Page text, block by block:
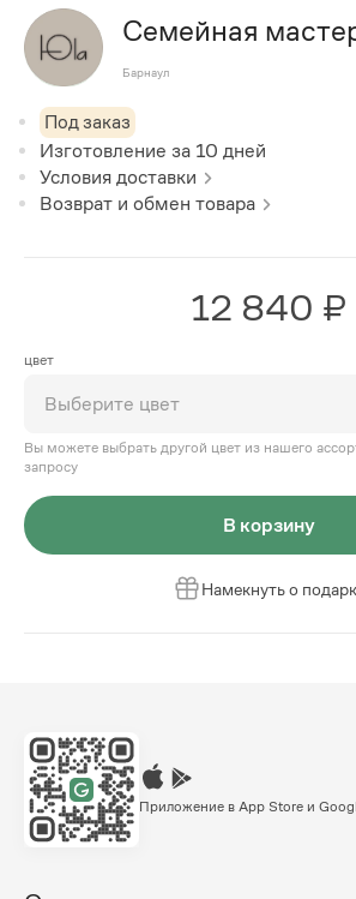
Семейная
"Юла"
Барнаул
Под заказ
Изготовление за 10 дней
Условия доставки
Возврат и обмен товара
12 840 ₽
цвет
Выберите цвет
Вы можете выбрать другой цвет из нашего
запросу
В корзину
Намекнуть о
Приложение в App Store и